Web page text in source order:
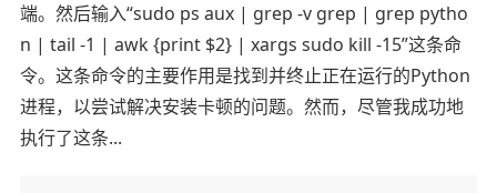
端。然后输入“sudo ps aux | grep -v grep | grep pytho
n | tail -1 | awk {print $2} | xargs sudo kill -15”这条命
令。这条命令的主要作用是找到并终止正在运行的Python
进程，以尝试解决安装卡顿的问题。然而，尽管我成功地
执行了这条...